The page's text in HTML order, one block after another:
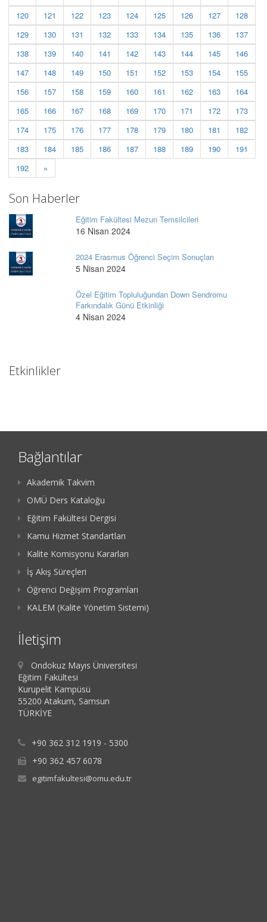
120
121 122 123 124 125 126 127
128
129
130 131 132 133 134 135 136
137
138
139 140 141 142 143 144 145
146
147
148 149 150 151 152 153 154
155
156
157 158 159 160 161 162 163
164
165
166 167 168 169 170 171 172
173
174
175 176 177 178 179 180 181
182
183
184 185 186 187 188 189 190
191
192
»
Son Haberler
Eğitim Fakültesi Mezun Temsilcileri
16 Nisan 2024
2024 Erasmus Öğrenci Seçim Sonuçları
5 Nisan 2024
Özel Eğitim Topluluğundan Down Sendromu
Farkındalık Günü Etkinliği
4 Nisan 2024
Etkinlikler
Bağlantılar
Akademik Takvim
OMÜ Ders Kataloğu
Eğitim Fakültesi Dergisi
Kamu Hizmet Standartları
Kalite Komisyonu Kararları
İş Akış Süreçleri
Öğrenci Değişim Programları
KALEM (Kalite Yönetim Sistemi)
İletişim
Ondokuz Mayıs Üniversitesi
Eğitim Fakültesi
Kurupelit Kampüsü
55200 Atakum, Samsun
TÜRKİYE
+90 362 312 1919 - 5300
+90 362 457 6078
egitimfakultesi@omu.edu.tr